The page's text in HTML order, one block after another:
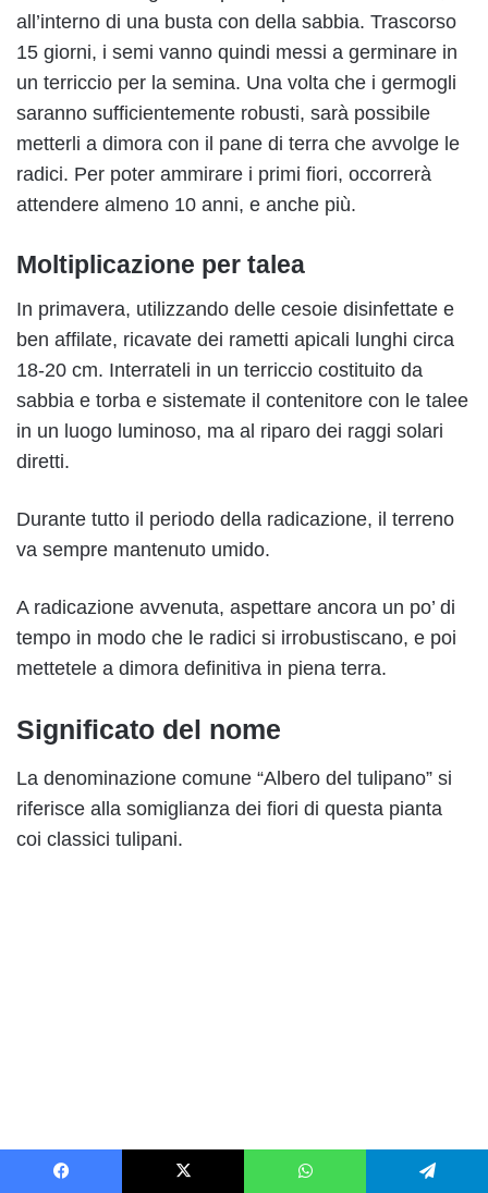
all’interno di una busta con della sabbia. Trascorso
15 giorni, i semi vanno quindi messi a germinare in
un terriccio per la semina. Una volta che i germogli
saranno sufficientemente robusti, sarà possibile
metterli a dimora con il pane di terra che avvolge le
radici. Per poter ammirare i primi fiori, occorrerà
attendere almeno 10 anni, e anche più.
Moltiplicazione per talea
In primavera, utilizzando delle cesoie disinfettate e
ben affilate, ricavate dei rametti apicali lunghi circa
18-20 cm. Interrateli in un terriccio costituito da
sabbia e torba e sistemate il contenitore con le talee
in un luogo luminoso, ma al riparo dei raggi solari
diretti.
Durante tutto il periodo della radicazione, il terreno
va sempre mantenuto umido.
A radicazione avvenuta, aspettare ancora un po’ di
tempo in modo che le radici si irrobustiscano, e poi
mettetele a dimora definitiva in piena terra.
Significato del nome
La denominazione comune “Albero del tulipano” si
riferisce alla somiglianza dei fiori di questa pianta
coi classici tulipani.